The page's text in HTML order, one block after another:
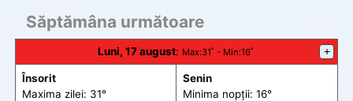
Săptămâna următoare
Luni, 17 august: Max:31˚ - Min:16˚ +
Însorit
Maxima zilei: 31°
Senin
Minima nopții: 16°